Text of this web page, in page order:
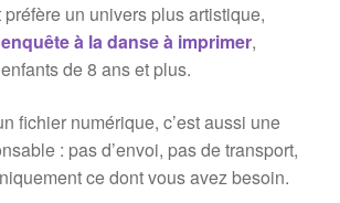
un univers plus artistique,
enquête à la danse à imprimer,
de 8 ans et plus.
fichier numérique, c’est aussi une
: pas d’envoi, pas de transport,
ce dont vous avez besoin.